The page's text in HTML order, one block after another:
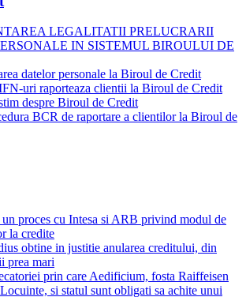
LEGALITATII PRELUCRARII
IN SISTEMUL BIROULUI DE
datelor personale la Biroul de Credit
uri raporteaza clientii la Biroul de Credit
despre Biroul de Credit
BCR de raportare a clientilor la Biroul de
proces cu Intesa si ARB privind modul de
la credite
obtine in justitie anularea creditului, din
prea mari
prin care Aedificium, fosta Raiffeisen
si statul sunt obligati sa achite unui